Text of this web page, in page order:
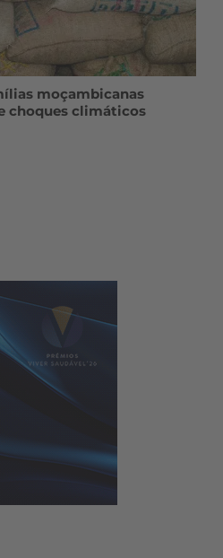
moçambicanas
choques climáticos